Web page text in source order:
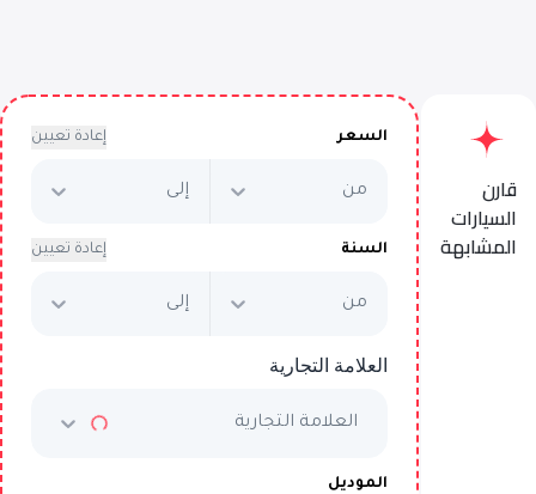
قارن
السيارات
المشابهة
AED 2,879/شهرياً
AED 146,999
السعر إعادة تعيين
من إلى
السنة إعادة تعيين
من إلى
العلامة التجارية
العلامة التجارية
الموديل